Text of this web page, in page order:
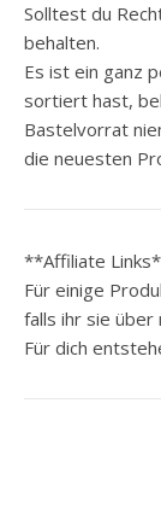
Solltest du
behalten.
Es ist ein ganz
sortiert hast,
Bastelvorrat
die neuesten
**Affiliate
Für einige
falls ihr sie über
Für dich